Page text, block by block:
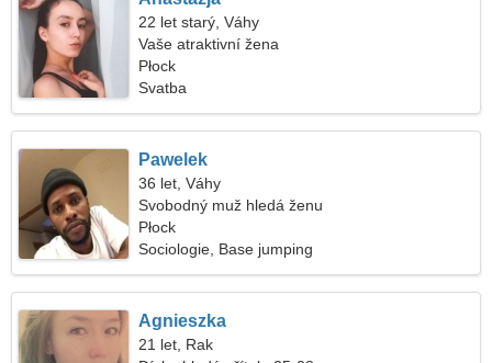
22 let starý, Váhy
Vaše atraktivní žena
Płock
Svatba
Pawelek
36 let, Váhy
Svobodný muž hledá ženu
Płock
Sociologie, Base jumping
Agnieszka
21 let, Rak